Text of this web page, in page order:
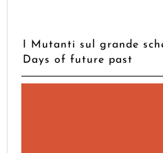
I Mutanti sul grande
Days of future past